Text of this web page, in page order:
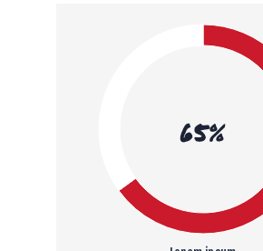
65%